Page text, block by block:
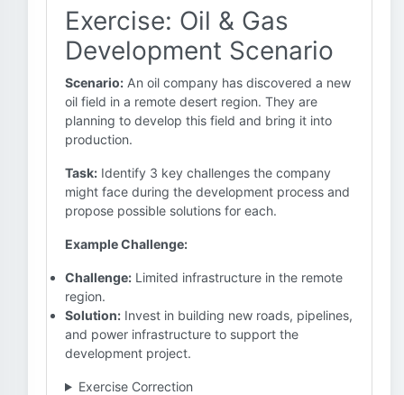
Exercise: Oil & Gas
Development Scenario
Scenario: An oil company has discovered a new
oil field in a remote desert region. They are
planning to develop this field and bring it into
production.
Task: Identify 3 key challenges the company
might face during the development process and
propose possible solutions for each.
Example Challenge:
Challenge: Limited infrastructure in the remote
region.
Solution: Invest in building new roads, pipelines,
and power infrastructure to support the
development project.
Exercise Correction